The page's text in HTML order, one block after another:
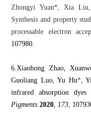
Zhongyi Yuan*, Xia Liu,
Synthesis and property
processable electron
107980.
6.Xiaohong Zhao,
Guoliang Luo, Yu Hu*,
infrared absorption
Pigments 2020,173,